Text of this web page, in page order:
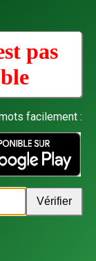
pas
facilement :